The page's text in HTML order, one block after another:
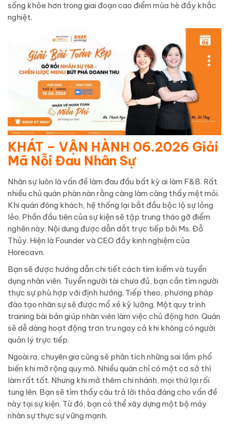
sống khỏe hơn trong giai đoạn cao điểm mùa hè đầy khắc
nghiệt.
KHÁT – VẬN HÀNH 06.2026 Giải
Mã Nỗi Đau Nhân Sự
Nhân sự luôn là vấn đề làm đau đầu bất kỳ ai làm F&B. Rất
nhiều chủ quán phàn nàn rằng càng làm càng thấy mệt mỏi.
Khi quán đông khách, hệ thống lại bắt đầu bộc lộ sự lỏng
lẻo. Phần đầu tiên của sự kiện sẽ tập trung tháo gỡ điểm
nghẽn này. Nội dung được dẫn dắt trực tiếp bởi Ms. Đỗ
Thủy. Hiện là Founder và CEO đầy kinh nghiệm của
Horecavn.
Bạn sẽ được hướng dẫn chi tiết cách tìm kiếm và tuyển
dụng nhân viên. Tuyển người tài chưa đủ, bạn cần tìm người
thực sự phù hợp với định hướng. Tiếp theo, phương pháp
đào tạo nhân sự sẽ được mổ xẻ kỹ lưỡng. Một quy trình
training bài bản giúp nhân viên làm việc chủ động hơn. Quán
sẽ dễ dàng hoạt động trơn tru ngay cả khi không có người
quản lý trực tiếp.
Ngoài ra, chuyên gia cũng sẽ phân tích những sai lầm phổ
biến khi mở rộng quy mô. Nhiều quán chỉ có một cơ sở thì
làm rất tốt. Nhưng khi mở thêm chi nhánh, mọi thứ lại rối
tung lên. Bạn sẽ tìm thấy câu trả lời thỏa đáng cho vấn đề
này tại sự kiện. Từ đó, bạn có thể xây dựng một bộ máy
nhân sự thực sự vững mạnh.